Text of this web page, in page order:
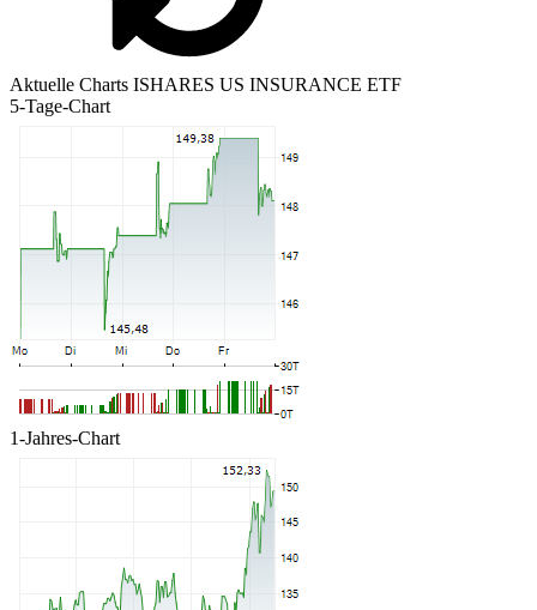
Aktuelle Charts ISHARES US INSURANCE ETF
5-Tage-Chart
1-Jahres-Chart